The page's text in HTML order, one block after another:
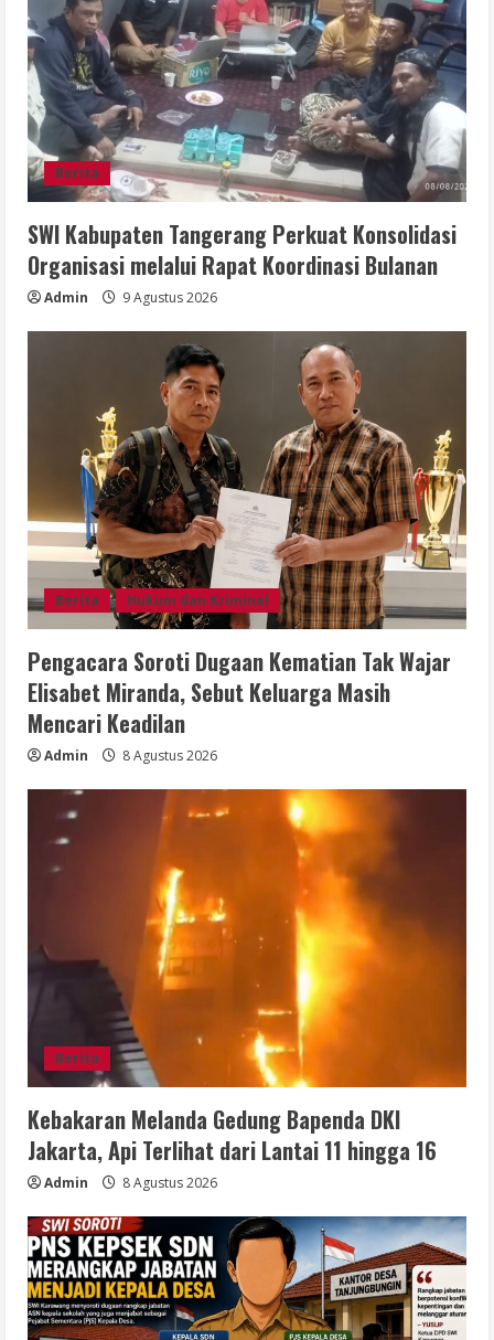
Berita
SWI Kabupaten Tangerang Perkuat Konsolidasi
Organisasi melalui Rapat Koordinasi Bulanan
Admin 9 Agustus 2026
Berita Hukum dan Kriminal
Pengacara Soroti Dugaan Kematian Tak Wajar
Elisabet Miranda, Sebut Keluarga Masih
Mencari Keadilan
Admin 8 Agustus 2026
Berita
Kebakaran Melanda Gedung Bapenda DKI
Jakarta, Api Terlihat dari Lantai 11 hingga 16
Admin 8 Agustus 2026